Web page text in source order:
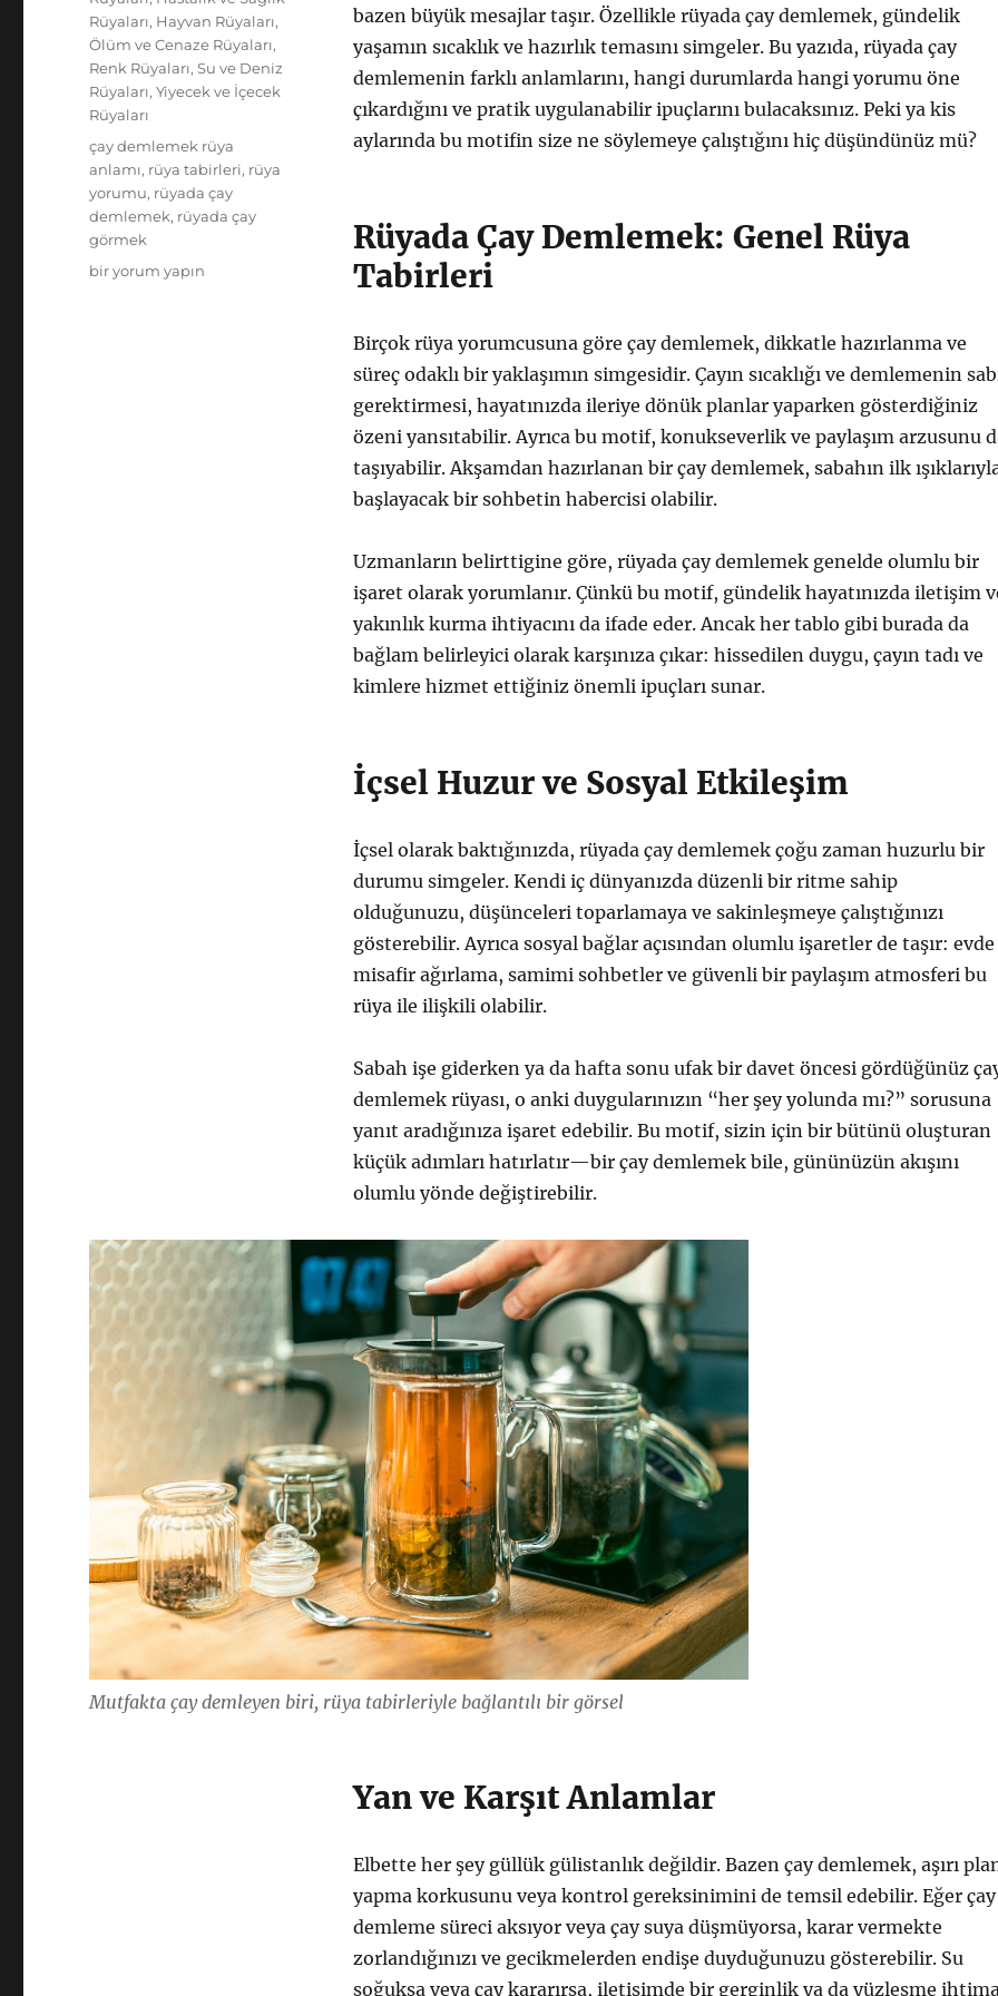
bazen büyük mesajlar taşır. Özellikle rüyada çay demlemek, gündelik
yaşamın sıcaklık ve hazırlık temasını simgeler. Bu yazıda, rüyada çay
demlemenin farklı anlamlarını, hangi durumlarda hangi yorumu öne
çıkardığını ve pratik uygulanabilir ipuçlarını bulacaksınız. Peki ya kis
aylarında bu motifin size ne söylemeye çalıştığını hiç düşündünüz mü?
Rüyada Çay Demlemek: Genel Rüya
Tabirleri
Birçok rüya yorumcusuna göre çay demlemek, dikkatle hazırlanma ve
süreç odaklı bir yaklaşımın simgesidir. Çayın sıcaklığı ve demlemenin
gerektirmesi, hayatınızda ileriye dönük planlar yaparken gösterdiğiniz
özeni yansıtabilir. Ayrıca bu motif, konukseverlik ve paylaşım arzusunu
taşıyabilir. Akşamdan hazırlanan bir çay demlemek, sabahın ilk
başlayacak bir sohbetin habercisi olabilir.
Uzmanların belirttigine göre, rüyada çay demlemek genelde olumlu bir
işaret olarak yorumlanır. Çünkü bu motif, gündelik hayatınızda iletişim
yakınlık kurma ihtiyacını da ifade eder. Ancak her tablo gibi burada da
bağlam belirleyici olarak karşınıza çıkar: hissedilen duygu, çayın tadı ve
kimlere hizmet ettiğiniz önemli ipuçları sunar.
İçsel Huzur ve Sosyal Etkileşim
İçsel olarak baktığınızda, rüyada çay demlemek çoğu zaman huzurlu bir
durumu simgeler. Kendi iç dünyanızda düzenli bir ritme sahip
olduğunuzu, düşünceleri toparlamaya ve sakinleşmeye çalıştığınızı
gösterebilir. Ayrıca sosyal bağlar açısından olumlu işaretler de taşır: evde
misafir ağırlama, samimi sohbetler ve güvenli bir paylaşım atmosferi bu
rüya ile ilişkili olabilir.
Sabah işe giderken ya da hafta sonu ufak bir davet öncesi gördüğünüz
demlemek rüyası, o anki duygularınızın “her şey yolunda mı?” sorusuna
yanıt aradığınıza işaret edebilir. Bu motif, sizin için bir bütünü oluşturan
küçük adımları hatırlatır—bir çay demlemek bile, gününüzün akışını
olumlu yönde değiştirebilir.
Mutfakta çay demleyen biri, rüya tabirleriyle bağlantılı bir görsel
Yan ve Karşıt Anlamlar
Elbette her şey güllük gülistanlık değildir. Bazen çay demlemek, aşırı
yapma korkusunu veya kontrol gereksinimini de temsil edebilir. Eğer çay
demleme süreci aksıyor veya çay suya düşmüyorsa, karar vermekte
zorlandığınızı ve gecikmelerden endişe duyduğunuzu gösterebilir. Su
soğuksa veya çay kararırsa, iletişimde bir gerginlik ya da yüzleşme
Rüyaları, Hayvan Rüyaları,
Ölüm ve Cenaze Rüyaları,
Renk Rüyaları,Su ve Deniz
Rüyaları,Yiyecek ve İçecek
Rüyaları
Etiketler
çay demlemek rüya
anlamı, rüya tabirleri, rüya
yorumu, rüyada çay
demlemek, rüyada çay
görmek
Rüyada
bir yorum yapın